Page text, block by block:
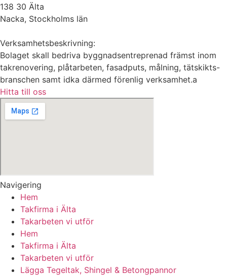
138 30 Älta
Nacka, Stockholms län
Verksamhetsbeskrivning:
Bolaget skall bedriva byggnadsentreprenad främst inom
takrenovering, plåtarbeten, fasadputs, målning, tätskikts-
branschen samt idka därmed förenlig verksamhet.a
Hitta till oss
Navigering
Hem
Takfirma i Älta
Takarbeten vi utför
Hem
Takfirma i Älta
Takarbeten vi utför
Lägga Tegeltak, Shingel & Betongpannor